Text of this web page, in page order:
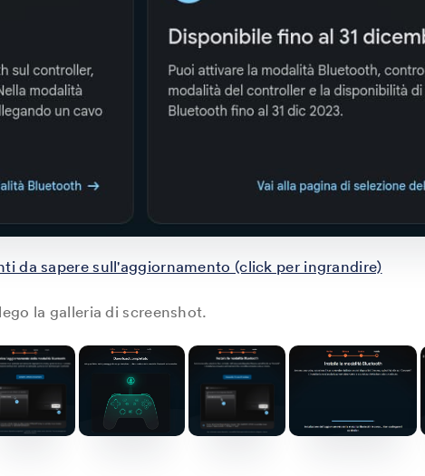
da sapere sull'aggiornamento (click per ingrandire)
la galleria di screenshot.